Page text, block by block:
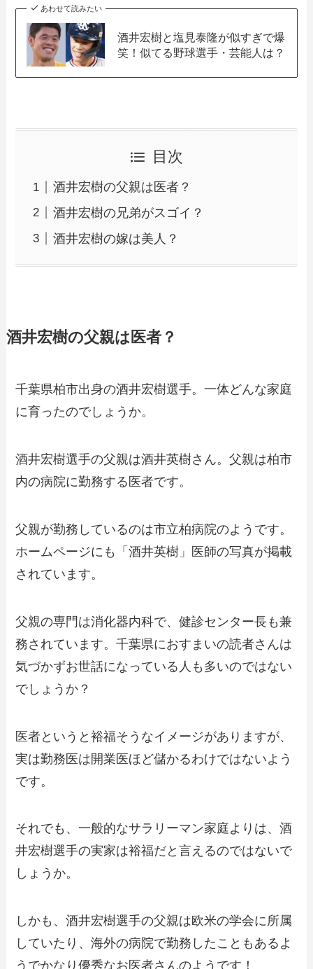
あわせて読みたい
酒井宏樹と塩見泰隆が似すぎで爆
笑！似てる野球選手・芸能人は？
目次
酒井宏樹の父親は医者？
酒井宏樹の兄弟がスゴイ？
酒井宏樹の嫁は美人？
酒井宏樹の父親は医者？
千葉県柏市出身の酒井宏樹選手。一体どんな家庭
に育ったのでしょうか。
酒井宏樹選手の父親は酒井英樹さん。父親は柏市
内の病院に勤務する医者です。
父親が勤務しているのは市立柏病院のようです。
ホームページにも「酒井英樹」医師の写真が掲載
されています。
父親の専門は消化器内科で、健診センター長も兼
務されています。千葉県におすまいの読者さんは
気づかずお世話になっている人も多いのではない
でしょうか？
医者というと裕福そうなイメージがありますが、
実は勤務医は開業医ほど儲かるわけではないよう
です。
それでも、一般的なサラリーマン家庭よりは、酒
井宏樹選手の実家は裕福だと言えるのではないで
しょうか。
しかも、酒井宏樹選手の父親は欧米の学会に所属
していたり、海外の病院で勤務したこともあるよ
うでかなり優秀なお医者さんのようです！